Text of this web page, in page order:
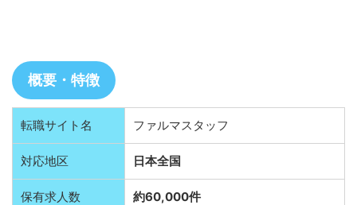
概要・特徴
転職サイト名 ファルマスタッフ
対応地区 日本全国
保有求人数 約60,000件